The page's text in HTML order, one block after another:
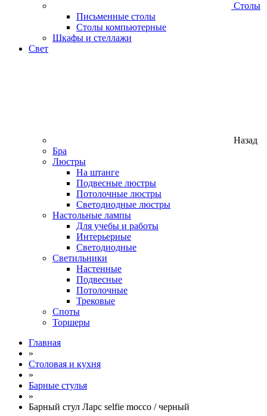
Столы
Письменные столы
Столы компьютерные
Шкафы и стеллажи
Свет
Назад
Бра
Люстры
На штанге
Подвесные люстры
Потолочные люстры
Светодиодные люстры
Настольные лампы
Для учебы и работы
Интерьерные
Светодиодные
Светильники
Настенные
Подвесные
Потолочные
Трековые
Споты
Торшеры
Главная
»
Столовая и кухня
»
Барные стулья
»
Барный стул Ларс selfie mocco / черный